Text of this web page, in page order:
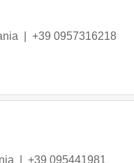
+39 0957316218
+39 095441981